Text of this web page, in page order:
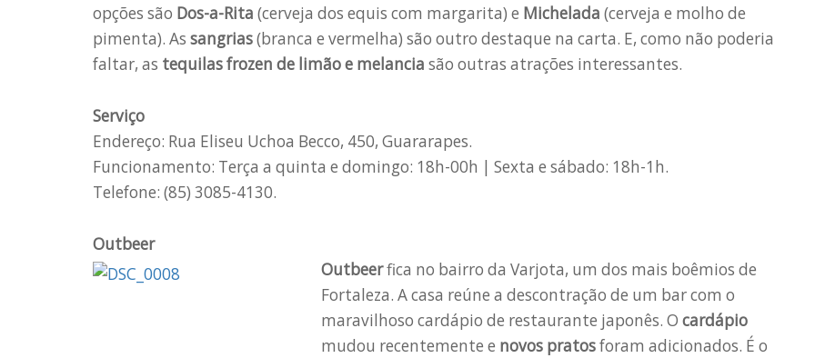
opções são Dos-a-Rita (cerveja dos equis com margarita) e Michelada (cerveja e molho de
pimenta). As sangrias(branca e vermelha) são outro destaque na carta. E, como não poderia
faltar, as tequilas frozen de limão e melancia são outras atrações interessantes.
Serviço
Endereço: Rua Eliseu Uchoa Becco, 450, Guararapes.
Funcionamento: Terça a quinta e domingo: 18h-00h | Sexta e sábado: 18h-1h.
Telefone: (85) 3085-4130.
Outbeer
Outbeerfica no bairro da Varjota, um dos mais boêmios de
Fortaleza. A casa reúne a descontração de um bar com o
maravilhoso cardápio de restaurante japonês. O cardápio
mudou recentemente e novos pratosforam adicionados. É o